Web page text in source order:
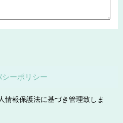
シーポリシー
情報保護法に基づき管理致しま